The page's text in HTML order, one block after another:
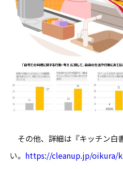
その他、詳細は『キッチン白
い。 https://cleanup.jp/oikura/